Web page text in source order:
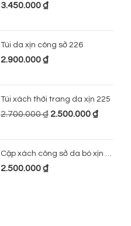
3.450.000₫
Túi da xịn công sở 226
2.900.000₫
Túi xách thời trang da xịn 225
2.700.000₫ 2.500.000₫
Cặp xách công sở da bò xịn 224
2.500.000₫